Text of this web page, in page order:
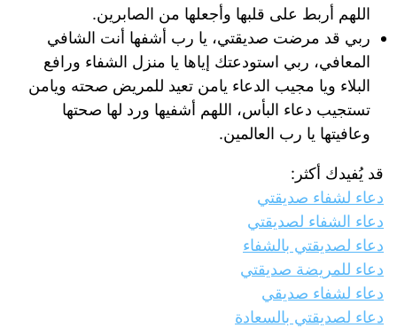
اللهم أربط على قلبها وأجعلها من الصابرين.
ربي قد مرضت صديقتي، يا رب أشفها أنت الشافي
المعافي، ربي استودعتك إياها يا منزل الشفاء ورافع
البلاء ويا مجيب الدعاء يامن تعيد للمريض صحته ويامن
تستجيب دعاء البأس، اللهم أشفيها ورد لها صحتها
وعافيتها يا رب العالمين.
قد يُفيدك أكثر:
دعاء لشفاء صديقتي
دعاء الشفاء لصديقتي
دعاء لصديقتي بالشفاء
دعاء للمريضة صديقتي
دعاء لشفاء صديقي
دعاء لصديقتي بالسعادة